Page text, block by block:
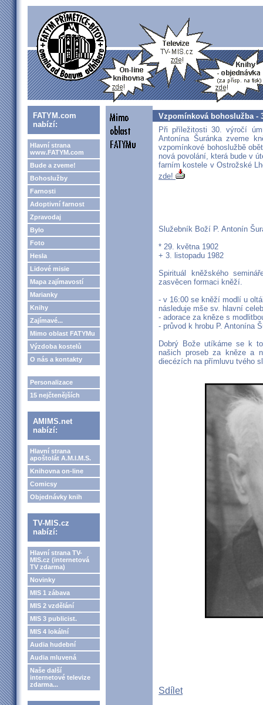
FATYM.com
nabízí:
Hlavní strana
www.FATYM.com
Bude a zveme!
Bohoslužby
Farnosti
Adoptivní farnost
Zpravodaj
Bylo
Foto
Hesla
Lidové misie
Mapa zajímavostí
Marianky
Knihy
Zajímavé...
Mimo oblast FATYMu
Výzdoba kostelů
O nás a kontakty
Personalizace
15 nejčtenějších
AMIMS.net
nabízí:
Hlavní strana
apoštolát A.M.I.M.S.
Knihovna on-line
Comicsy
Objednávky knih
TV-MIS.cz
nabízí:
Hlavní strana TV-
MIS.cz (internetová
TV zdarma)
Novinky
MIS 1 zábava
MIS 2 vzdělání
MIS 3 publicist.
MIS 4 lokální
Audia hudební
Audia mluvená
Naše další
internetové televize
zdarma...
Vzpomínková bohoslužba -
Při příležitosti 30. výročí
Antonína Šuránka zveme
vzpomínkové bohoslužbě
nová povolání, která bude v
farním kostele v Ostrožské
zde!
Služebník Boží P. Antonín
* 29. května 1902
+ 3. listopadu 1982
Spirituál kněžského
zasvěcen formaci kněží.
- v 16:00 se kněží modlí u
následuje mše sv. hlavní
- adorace za kněze s
- průvod k hrobu P. Antonína
Dobrý Bože utíkáme se k
našich proseb za kněze a
diecézích na přímluvu tvého
Sdílet